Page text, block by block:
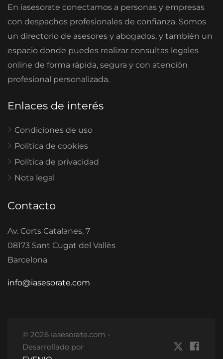
En iasesorate conectamos a personas y empresas
con despachos profesionales de confianza. Somos
un directorio de asesores y abogados, y también un
espacio donde puedes realizar consultas legales
online de forma rápida, segura y con atención
profesional personalizada.
Enlaces de interés
Condiciones de uso
Política de cookies
Política de privacidad
Nota legal
Contacto
Av. Corts Catalanes, 7
08173 Sant Cugat del Vallès
Barcelona
info@iasesorate.com
© 2026 iasesorate.com -
Desarrollado por